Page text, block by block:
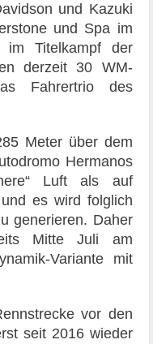
und Kazuki
und Spa im
im Titelkampf der
derzeit 30 WM-
Fahrertrio des
Meter über dem
Hermanos
Luft als auf
es wird folglich
generieren. Daher
Mitte Juli am
Variante mit
vor den
seit 2016 wieder